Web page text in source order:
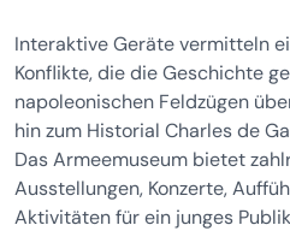
Interaktive Geräte vermitteln
Konflikte, die die Geschichte
napoleonischen Feldzügen
hin zum Historial Charles de
Das Armeemuseum bietet
Ausstellungen, Konzerte,
Aktivitäten für ein junges